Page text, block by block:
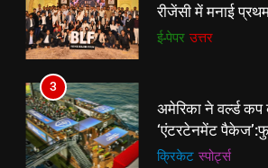
3
मेकओवर, कई मेगा
से प्रमोशन
क्रिकेट ‎स्पोर्ट्स
4